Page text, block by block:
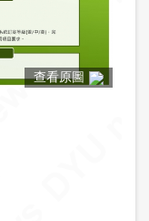
查看原圖